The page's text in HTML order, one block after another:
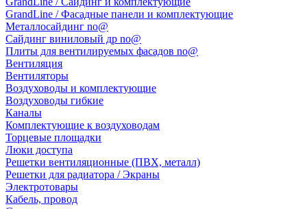
GrandLine / Фасадные панели и комплектующие
Металлосайдинг no@
Сайдинг виниловый др no@
Плиты для вентилируемых фасадов no@
Вентиляция
Вентиляторы
Воздуховоды и комплектующие
Воздуховоды гибкие
Каналы
Комплектующие к воздуховодам
Торцевые площадки
Люки доступа
Решетки вентиляционные (ПВХ, металл)
Решетки для радиатора / Экраны
Электротовары
Кабель, провод